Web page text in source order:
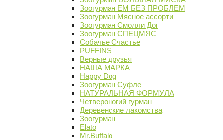
Зоогурман ЕМ БЕЗ ПРОБЛЕМ
Зоогурман Мясное ассорти
Зоогурман Смолли Дог
Зоогурман СПЕЦМЯС
Собачье Счастье
PUFFINS
Верные друзья
НАША МАРКА
Happy Dog
Зоогурман Суфле
НАТУРАЛЬНАЯ ФОРМУЛА
Четвероногий гурман
Деревенские лакомства
Зоогурман
Elato
Mr.Buffalo